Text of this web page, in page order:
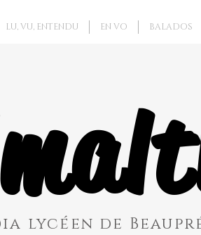
LU, VU, ENTENDU EN VO BALADOS
lycéen de